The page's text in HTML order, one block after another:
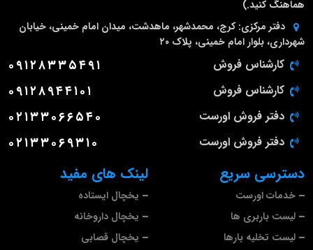
لینک های مفید
یخچال ایستاده
یخچال داروخانه
یخچال قصابی
دسترسی سریع
خدمات اورست
لیست باربری ها
لیست تخلیه بارها
هماهنگ کنید.)
دفتر مرکزی: کرج، محمدشهر، ماهدشت، میدان امام خمینی، خیابان
شهرداری، بلوار امام خمینی، پلاک ۲۰
کارشناس فروش ۰۹۱۲۸۳۳۵۴۹۱
کارشناس فروش ۰۹۱۲۸۹۴۴۱۰۱
دفتر فروش اورست ۰۲۱۳۳۰۶۶۵۴۰
دفتر فروش اورست ۰۲۱۳۳۰۶۹۳۱۰